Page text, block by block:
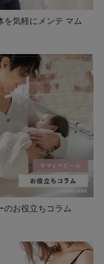
を気軽にメンテ マム
のお役立ちコラム